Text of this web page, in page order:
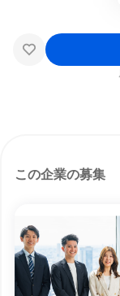
この企業の募集